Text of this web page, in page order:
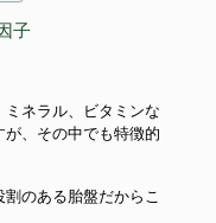
子
ネラル、ビタミンな
、その中でも特徴的
のある胎盤だからこ